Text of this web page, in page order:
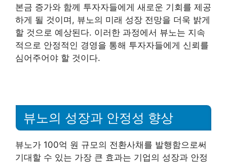
본금 증가와 함께 투자자들에게 새로운 기회를 제공
하게 될 것이며, 뷰노의 미래 성장 전망을 더욱 밝게
할 것으로 예상된다. 이러한 과정에서 뷰노는 지속
적으로 안정적인 경영을 통해 투자자들에게 신뢰를
심어주어야 할 것이다.
뷰노의 성장과 안정성 향상
뷰노가 100억 원 규모의 전환사채를 발행함으로써
기대할 수 있는 가장 큰 효과는 기업의 성장과 안정